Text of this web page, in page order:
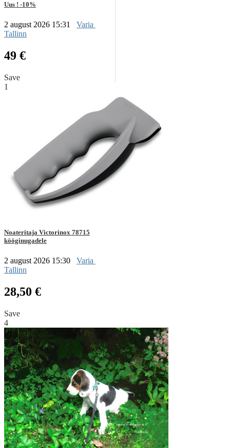
Uus ! -10%
2 august 2026 15:31
Varia
Tallinn
49 €
Save
1
Noateritaja Victorinox 78715
kööginugadele
2 august 2026 15:30
Varia
Tallinn
28,50 €
Save
4